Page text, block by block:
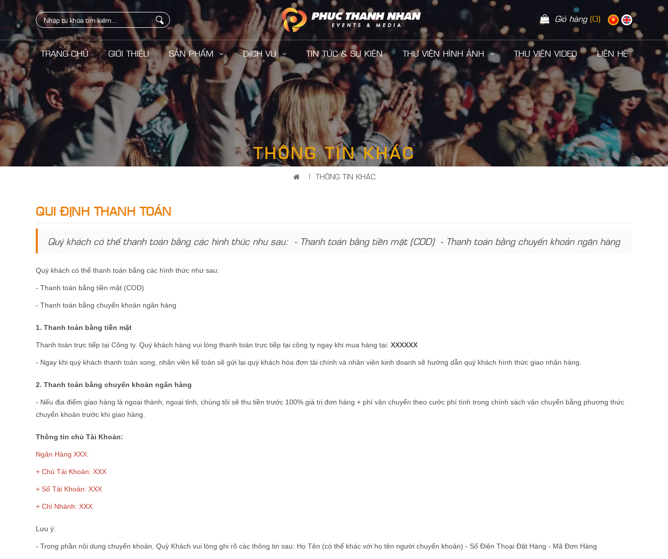
Giỏ hàng (0)
TRANG CHỦ GIỚI THIỆU SẢN PHẨM DỊCH VỤ TIN TỨC & SỰ KIỆN THƯ VIỆN HÌNH ẢNH THƯ VIỆN VIDEO LIÊN HỆ
<
THÔNG TIN KHÁC
| THÔNG TIN KHÁC
QUI ĐỊNH THANH TOÁN
Quý khách có thể thanh toán bằng các hình thức như sau: - Thanh toán bằng tiền mặt (COD) - Thanh toán bằng chuyển khoản ngân hàng
Quý khách có thể thanh toán bằng các hình thức như sau:
- Thanh toán bằng tiền mặt (COD)
- Thanh toán bằng chuyển khoản ngân hàng
1. Thanh toán bằng tiền mặt
Thanh toán trực tiếp tại Công ty. Quý khách hàng vui lòng thanh toán trực tiếp tại công ty ngay khi mua hàng tại: XXXXXX
- Ngay khi quý khách thanh toán xong, nhân viên kế toán sẽ gửi lại quý khách hóa đơn tài chính và nhân viên kinh doanh sẽ hướng dẫn quý khách hình thức giao nhận hàng.
2. Thanh toán bằng chuyển khoản ngân hàng
- Nếu địa điểm giao hàng là ngoại thành, ngoại tỉnh, chúng tôi sẽ thu tiền trước 100% giá trị đơn hàng + phí vận chuyển theo cước phí tính trong chính sách vận chuyển bằng phương thức
chuyển khoản trước khi giao hàng.
Thông tin chủ Tài Khoản:
Ngân Hàng XXX:
+ Chủ Tài Khoản: XXX
+ Số Tài Khoản: XXX
+ Chi Nhánh: XXX
Lưu ý:
- Trong phần nội dung chuyển khoản, Quý Khách vui lòng ghi rõ các thông tin sau: Họ Tên (có thể khác với họ tên người chuyển khoản) - Số Điện Thoại Đặt Hàng - Mã Đơn Hàng